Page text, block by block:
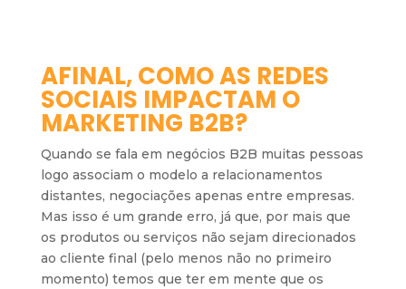
AFINAL, COMO AS REDES
SOCIAIS IMPACTAM O
MARKETING B2B?
Quando se fala em negócios B2B muitas pessoas
logo associam o modelo a relacionamentos
distantes, negociações apenas entre empresas.
Mas isso é um grande erro, já que, por mais que
os produtos ou serviços não sejam direcionados
ao cliente final (pelo menos não no primeiro
momento) temos que ter em mente que os